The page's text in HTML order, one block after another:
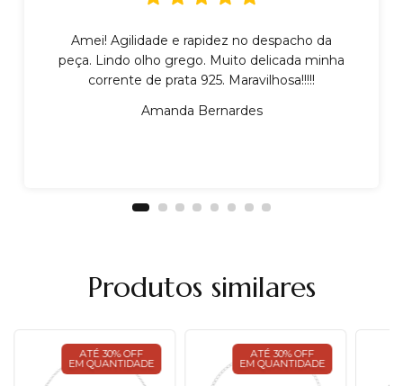
Amei! Agilidade e rapidez no despacho da
peça. Lindo olho grego. Muito delicada minha
corrente de prata 925. Maravilhosa!!!!!
Amanda Bernardes
Produtos similares
ATÉ 30% OFF
EM QUANTIDADE
ATÉ 30% OFF
EM QUANTIDADE